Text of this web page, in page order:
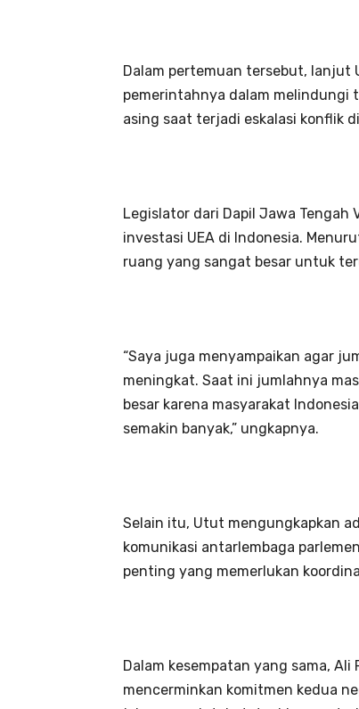
Dalam pertemuan tersebut, lanjut
pemerintahnya dalam melindungi
asing saat terjadi eskalasi konflik
Legislator dari Dapil Jawa
investasi UEA di Indonesia.
ruang yang sangat besar untuk
“Saya juga menyampaikan agar
meningkat. Saat ini jumlahnya
besar karena masyarakat
semakin banyak,” ungkapnya.
Selain itu, Utut mengungkapkan
komunikasi antarlembaga
penting yang memerlukan
Dalam kesempatan yang sama,
mencerminkan komitmen kedua